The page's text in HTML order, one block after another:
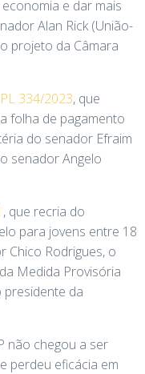
e dar mais
Alan Rick (União-
projeto da Câmara
PL 334/2023, que
folha de pagamento
do senador Efraim
senador Angelo
, que recria do
para jovens entre 18
Chico Rodrigues, o
Medida Provisória
presidente da
não chegou a ser
perdeu eficácia em